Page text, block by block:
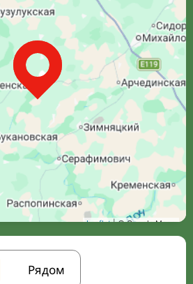
Leaflet| © Google Maps
Рядом